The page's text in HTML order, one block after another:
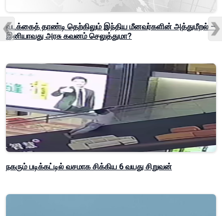
வடக்கைத் தாண்டி தெற்கிலும் இந்திய மீனவர்களின் அத்துமீறல் –
இனியாவது அரசு கவனம் செலுத்துமா?
நகரும் படிக்கட்டில் வசமாக சிக்கிய 6 வயது சிறுவன்